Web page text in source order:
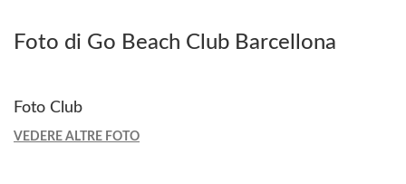
Foto di Go Beach Club Barcellona
Foto Club
VEDERE ALTRE FOTO